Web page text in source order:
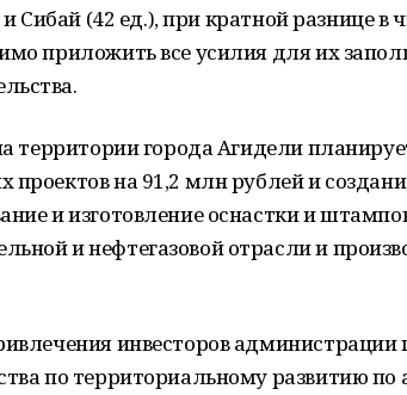
Сибай (42 ед.), при кратной разнице в
приложить все усилия для их
территории города Агидели
проектов на 91,2 млн рублей и
и изготовление оснастки и
и нефтегазовой отрасли и
инвесторов администрации
по территориальному развитию по